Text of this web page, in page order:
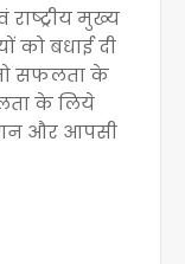
मुख्‍य
को बधाई दी
सफलता के
के लिये
और आपसी